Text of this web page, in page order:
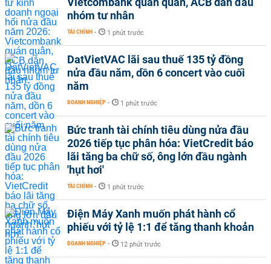
nhóm tư nhân
TÀI CHÍNH - 1 phút trước
DatVietVAC lãi sau thuế 135 tỷ đồng
nửa đầu năm, dồn 6 concert vào cuối
năm
DOANH NGHIỆP - 1 phút trước
Bức tranh tài chính tiêu dùng nửa đầu
2026 tiếp tục phân hóa: VietCredit báo
lãi tăng ba chữ số, ông lớn đầu ngành
'hụt hơi'
TÀI CHÍNH - 1 phút trước
Điện Máy Xanh muốn phát hành cổ
phiếu với tỷ lệ 1:1 để tăng thanh khoản
DOANH NGHIỆP - 12 phút trước